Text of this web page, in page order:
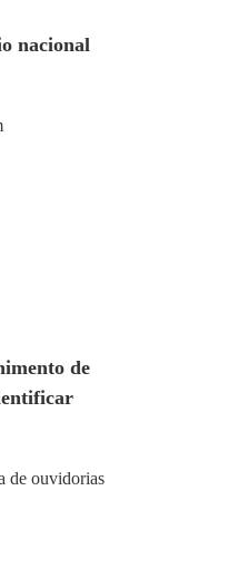
nacional
de